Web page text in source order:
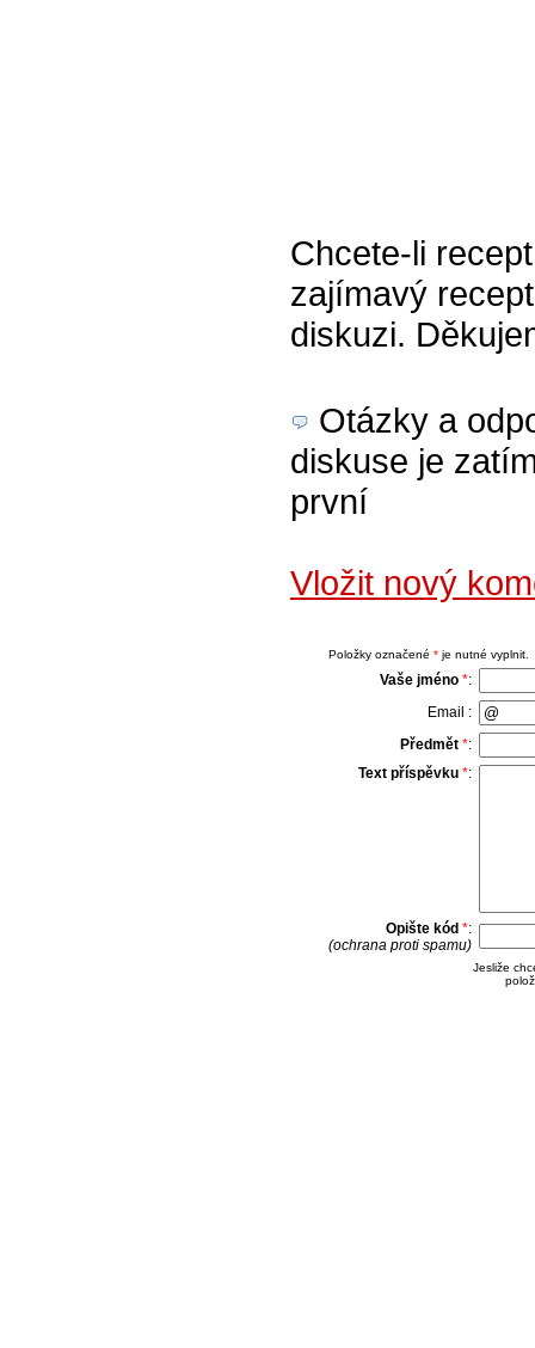
Chcete-li
zajímavý
diskuzi.
Otázky a
diskuse je
první
Vložit nový
Položky označené *je nutné vyplnit.
Vaše jméno *:
Email :
Předmět *:
Text příspěvku *:
Opište kód *:
(ochrana proti spamu)
Jesliže